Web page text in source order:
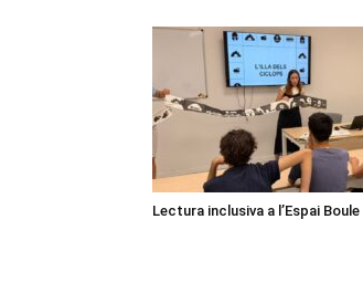
Lectura inclusiva a l’Espai Boule